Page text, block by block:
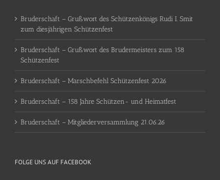
Bruderschaft – Grußwort des Schützenkönigs Rudi I. Smit
zum diesjährigen Schützenfest
Bruderschaft – Grußwort des Brudermeisters zum 158
Schützenfest
Bruderschaft – Marschbefehl Schützenfest 2026
Bruderschaft – 158 Jahre Schützen- und Heimatfest
Bruderschaft – Mitgliederversammlung 21.06.26
FOLGE UNS AUF FACEBOOK